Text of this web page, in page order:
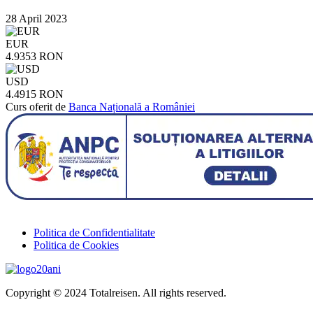
28 April 2023
EUR
4.9353 RON
USD
4.4915 RON
Curs oferit de Banca Națională a României
Politica de Confidentialitate
Politica de Cookies
Copyright © 2024 Totalreisen. All rights reserved.